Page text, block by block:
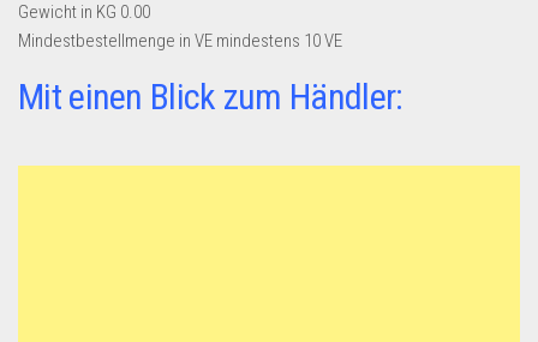
Kostenlos verkaufen
Kostenlos Registrieren
Gewicht in KG 0.00
Mindestbestellmenge in VE mindestens 10 VE
Mit einen Blick zum Händler: